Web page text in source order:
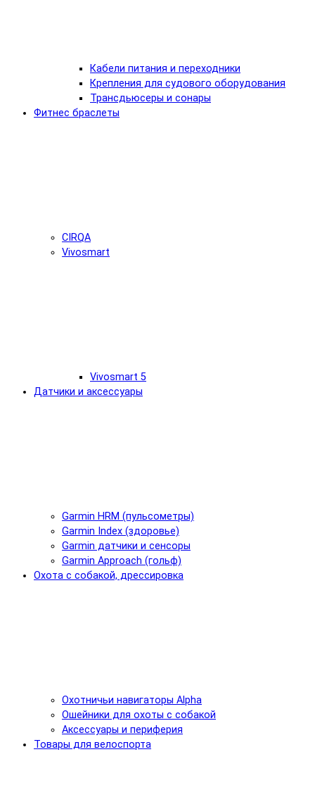
Кабели питания и переходники
Крепления для судового оборудования
Трансдьюсеры и сонары
Фитнес браслеты
CIRQA
Vivosmart
Vivosmart 5
Датчики и аксессуары
Garmin HRM (пульсометры)
Garmin Index (здоровье)
Garmin датчики и сенсоры
Garmin Approach (гольф)
Охота с собакой, дрессировка
Охотничьи навигаторы Alpha
Ошейники для охоты с собакой
Аксессуары и периферия
Товары для велоспорта